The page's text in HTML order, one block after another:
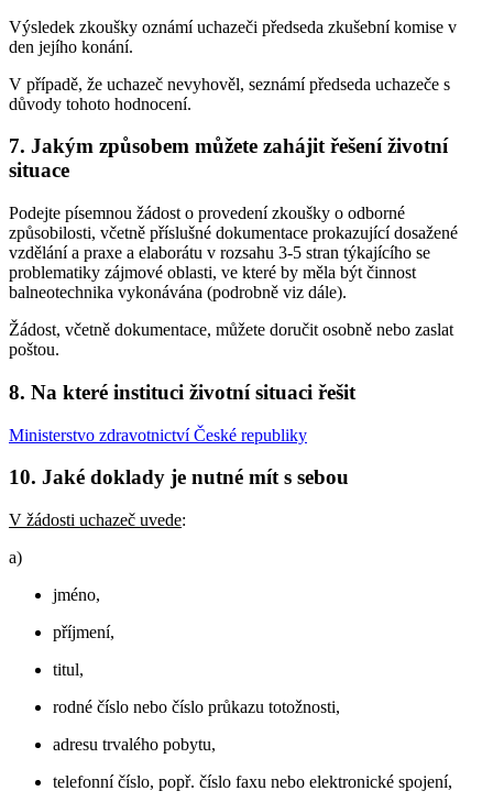
Výsledek zkoušky oznámí uchazeči předseda zkušební komise v
den jejího konání.
V případě, že uchazeč nevyhověl, seznámí předseda uchazeče s
důvody tohoto hodnocení.
7. Jakým způsobem můžete zahájit řešení životní
situace
Podejte písemnou žádost o provedení zkoušky o odborné
způsobilosti, včetně příslušné dokumentace prokazující dosažené
vzdělání a praxe a elaborátu v rozsahu 3-5 stran týkajícího se
problematiky zájmové oblasti, ve které by měla být činnost
balneotechnika vykonávána (podrobně viz dále).
Žádost, včetně dokumentace, můžete doručit osobně nebo zaslat
poštou.
8. Na které instituci životní situaci řešit
Ministerstvo zdravotnictví České republiky
10. Jaké doklady je nutné mít s sebou
V žádosti uchazeč uvede:
a)
jméno,
příjmení,
titul,
rodné číslo nebo číslo průkazu totožnosti,
adresu trvalého pobytu,
telefonní číslo, popř. číslo faxu nebo elektronické spojení,